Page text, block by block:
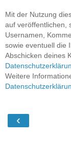
Mit der Nutzung
auf veröffentlichen,
Usernamen,
sowie eventuell die
Abschicken deines
Weitere
‹